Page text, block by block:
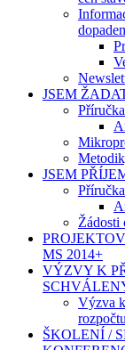
JSEM
JSEM
Žádosti
MS 2014+
VÝZVY K
Výzva
rozpočtu
ŠKOLENÍ /